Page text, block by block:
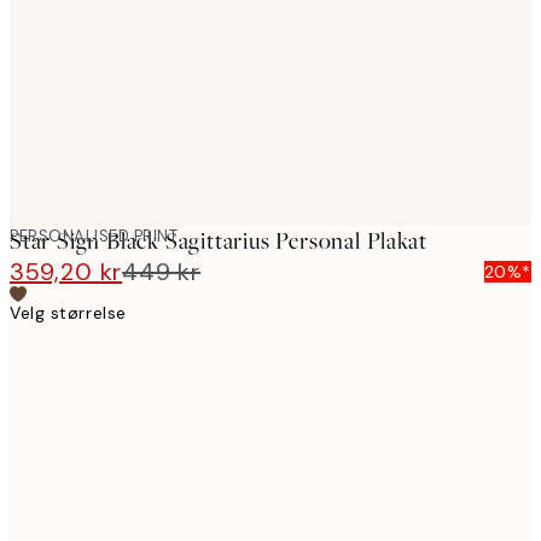
PERSONALISED PRINT
Star Sign Black Sagittarius Personal Plakat
359,20 kr449 kr
20%*
Velg størrelse